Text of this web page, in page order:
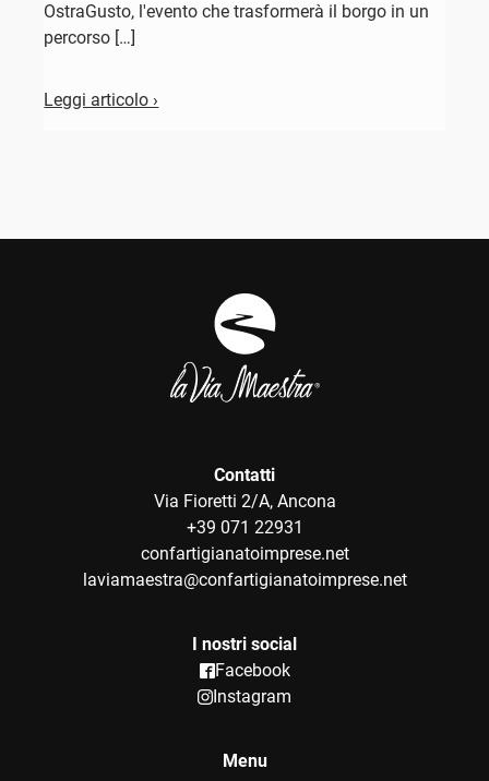
OstraGusto, l'evento che trasformerà il borgo in un
percorso […]
Leggi articolo ›
Contatti
Via Fioretti 2/A, Ancona
+39 071 22931
confartigianatoimprese.net
laviamaestra@confartigianatoimprese.net
I nostri social
Facebook
Instagram
Menu